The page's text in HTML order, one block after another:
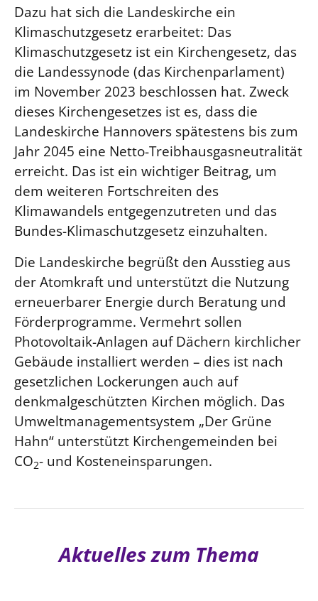
Dazu hat sich die Landeskirche ein
Klimaschutzgesetz erarbeitet: Das
Klimaschutzgesetz ist ein Kirchengesetz, das
die Landessynode (das Kirchenparlament)
im November 2023 beschlossen hat. Zweck
dieses Kirchengesetzes ist es, dass die
Landeskirche Hannovers spätestens bis zum
Jahr 2045 eine Netto-Treibhausgasneutralität
erreicht. Das ist ein wichtiger Beitrag, um
dem weiteren Fortschreiten des
Klimawandels entgegenzutreten und das
Bundes-Klimaschutzgesetz einzuhalten.
Die Landeskirche begrüßt den Ausstieg aus
der Atomkraft und unterstützt die Nutzung
erneuerbarer Energie durch Beratung und
Förderprogramme. Vermehrt sollen
Photovoltaik-Anlagen auf Dächern kirchlicher
Gebäude installiert werden – dies ist nach
gesetzlichen Lockerungen auch auf
denkmalgeschützten Kirchen möglich. Das
Umweltmanagementsystem „Der Grüne
Hahn“ unterstützt Kirchengemeinden bei
CO2- und Kosteneinsparungen.
Aktuelles zum Thema
Ephoralbüro
Finanzplanung
Fundraising
IT-Service
Corporate Design
Interventionsplan
Jahresgespräche
Kantine Speiseplan
Kirchliches Amtsblatt
Kirchliche Verwaltung
Klimaschutzgesetz
Kunstreferat
NKVK
Öffentlichkeitsarbeit
Personalausschuss
Projektmanagement
Recht
Terminstundenplaner